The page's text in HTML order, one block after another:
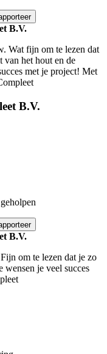
B.V.
Wat fijn om te lezen dat
van het hout en de
met je project! Met
B.V.
B.V.
om te lezen dat je zo
wensen je veel succes